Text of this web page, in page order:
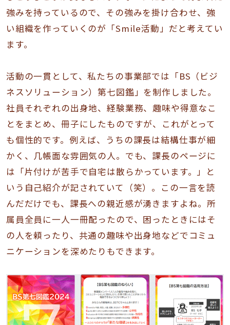
強みを持っているので、その強みを掛け合わせ、強
い組織を作っていくのが「Smile活動」だと考えてい
ます。
活動の一貫として、私たちの事業部では「BS（ビジ
ネスソリューション）第七図鑑」を制作しました。
社員それぞれの出身地、経験業務、趣味や得意なこ
とをまとめ、冊子にしたものですが、これがとって
も個性的です。例えば、うちの課長は結構仕事が細
かく、几帳面な雰囲気の人。でも、課長のページに
は「片付けが苦手で自宅は散らかっています。」と
いう自己紹介が記されていて（笑）。この一言を読
んだだけでも、課長への親近感が湧きますよね。所
属員全員に一人一冊配ったので、困ったときにはそ
の人を頼ったり、共通の趣味や出身地などでコミュ
ニケーションを深めたりもできます。